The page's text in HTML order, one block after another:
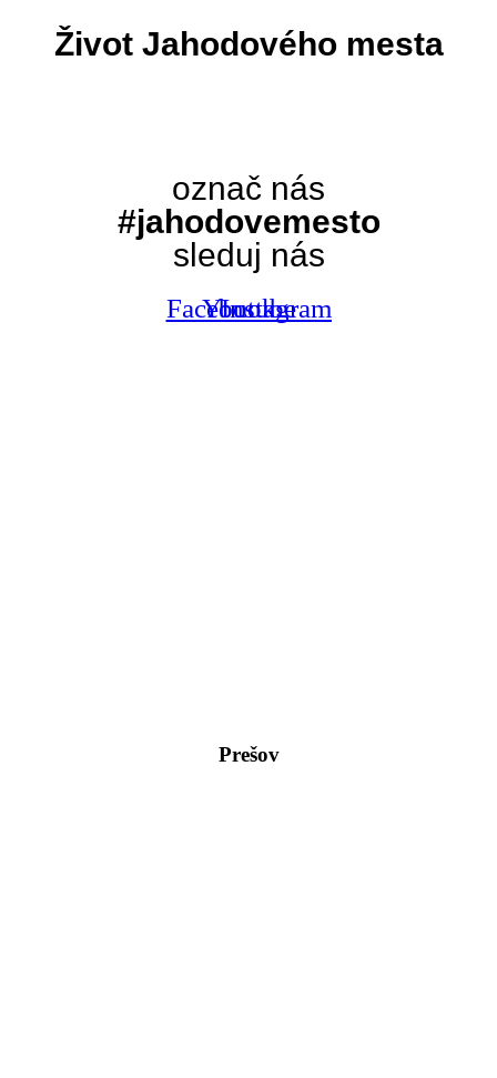
Život Jahodového mesta
označ nás
#jahodovemesto
sleduj nás
Facebook
Youtube
Instagram
Prešov